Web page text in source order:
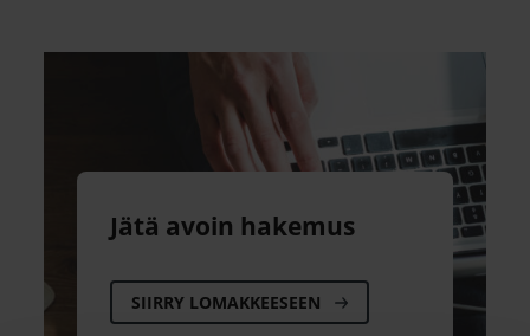
Jätä avoin hakemus
SIIRRY LOMAKKEESEEN